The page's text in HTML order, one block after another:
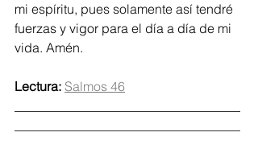
mi espíritu, pues solamente así tendré
fuerzas y vigor para el día a día de mi
vida. Amén.
Lectura: Salmos 46